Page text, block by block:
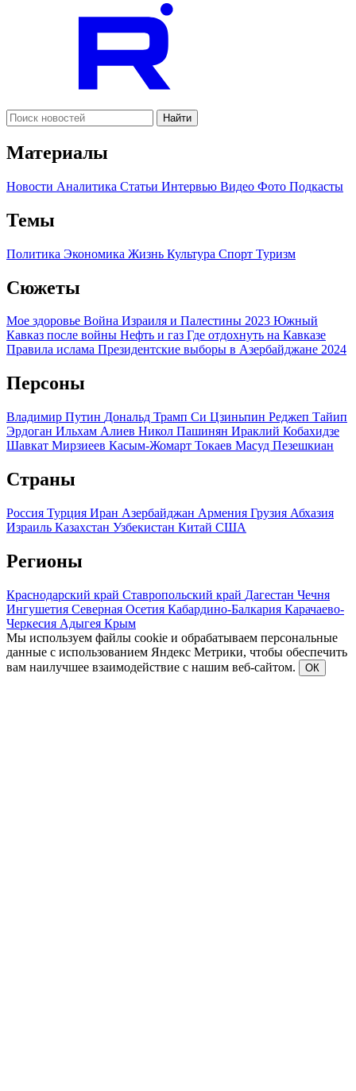
Найти
Материалы
Новости Аналитика Статьи Интервью Видео Фото Подкасты
Темы
Политика Экономика Жизнь Культура Спорт Туризм
Сюжеты
Мое здоровье Война Израиля и Палестины 2023 Южный
Кавказ после войны Нефть и газ Где отдохнуть на Кавказе
Правила ислама Президентские выборы в Азербайджане 2024
Персоны
Владимир Путин Дональд Трамп Си Цзиньпин Реджеп Тайип
Эрдоган Ильхам Алиев Никол Пашинян Ираклий Кобахидзе
Шавкат Мирзиеев Касым-Жомарт Токаев Масуд Пезешкиан
Страны
Россия Турция Иран Азербайджан Армения Грузия Абхазия
Израиль Казахстан Узбекистан Китай США
Регионы
Краснодарский край Ставропольский край Дагестан Чечня
Ингушетия Северная Осетия Кабардино-Балкария Карачаево-
Черкесия Адыгея Крым
Мы используем файлы cookie и обрабатываем персональные
данные с использованием Яндекс Метрики, чтобы обеспечить
вам наилучшее взаимодействие с нашим веб-сайтом.
ОК